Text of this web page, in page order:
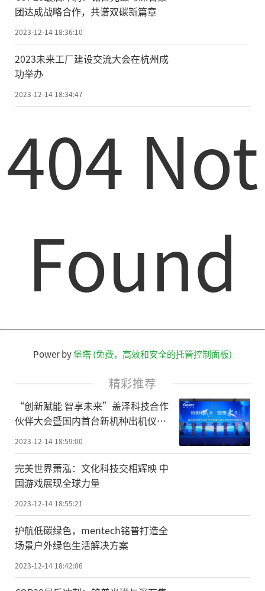
团达成战略合作，共谱双碳新篇章
2023-12-14 18:36:10
2023未来工厂建设交流大会在杭州成
功举办
2023-12-14 18:34:47
404 Not
Found
Power by堡塔 (免费，高效和安全的托管控制面板)
精彩推荐
“创新赋能 智享未来”盖泽科技合作
伙伴大会暨国内首台新机种出机仪式
举行
2023-12-14 18:59:00
完美世界萧泓：文化科技交相辉映 中
国游戏展现全球力量
2023-12-14 18:55:21
护航低碳绿色，mentech铭普打造全
场景户外绿色生活解决方案
2023-12-14 18:42:06